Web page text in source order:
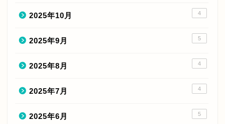
2025年10月 4
2025年9月 5
2025年8月 4
2025年7月 4
2025年6月 5